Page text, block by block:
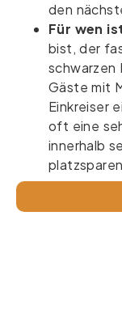
den
Für wen
bist, der
Gäste mit
Einkreiser
oft eine
innerhalb